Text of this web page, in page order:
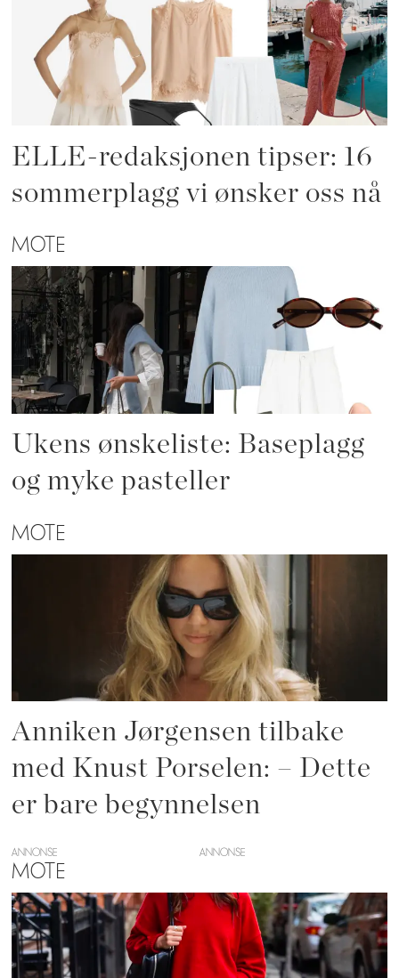
ELLE-redaksjonen tipser: 16
sommerplagg vi ønsker oss nå
MOTE
Ukens ønskeliste: Baseplagg
og myke pasteller
MOTE
Anniken Jørgensen tilbake
med Knust Porselen: – Dette
er bare begynnelsen
ANNONSE
MOTE